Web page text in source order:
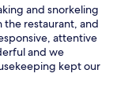
and snorkeling
the restaurant, and
attentive
and we
kept our